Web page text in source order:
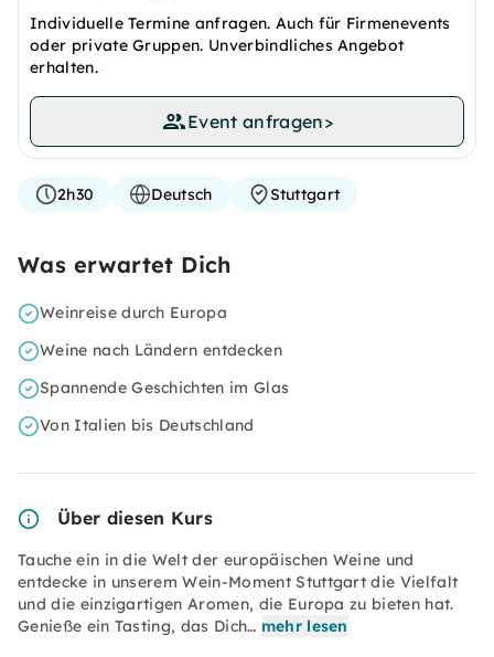
Individuelle Termine anfragen. Auch für Firmenevents
oder private Gruppen. Unverbindliches Angebot
erhalten.
Event anfragen>
2h30 Deutsch Stuttgart
Was erwartet Dich
Weinreise durch Europa
Weine nach Ländern entdecken
Spannende Geschichten im Glas
Von Italien bis Deutschland
Über diesen Kurs
Tauche ein in die Welt der europäischen Weine und
entdecke in unserem Wein-Moment Stuttgart die Vielfalt
und die einzigartigen Aromen, die Europa zu bieten hat.
Genieße ein Tasting, das Dich… mehr lesen